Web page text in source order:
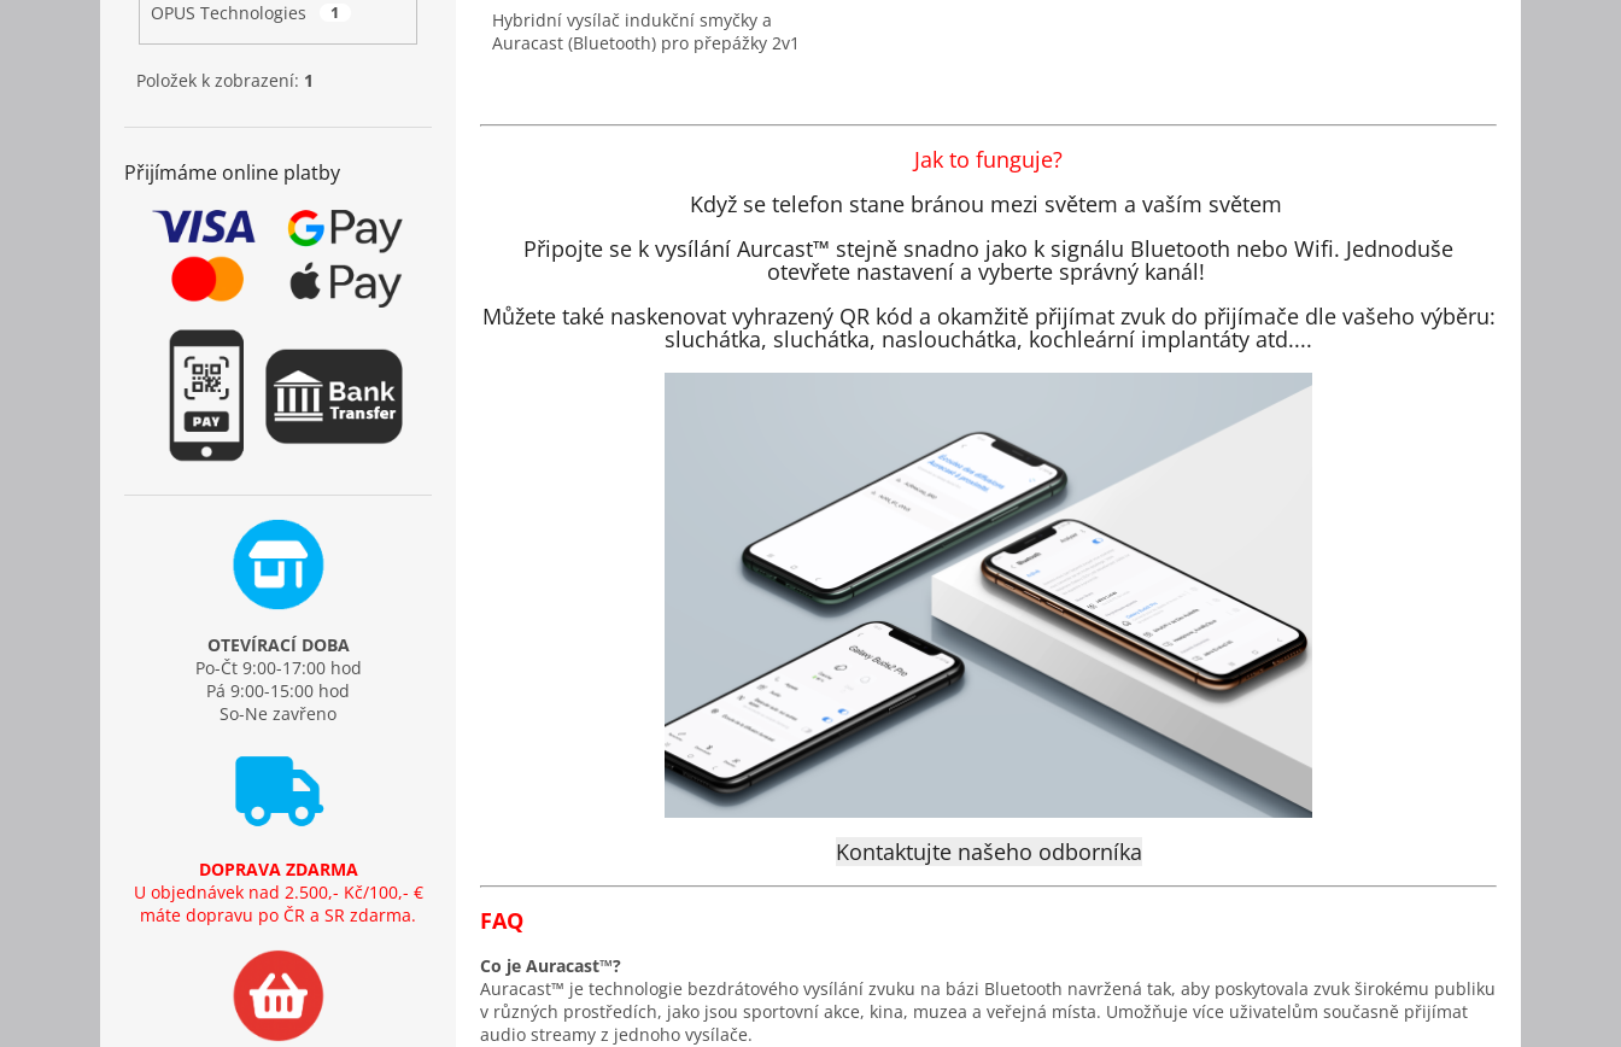
OPUS Technologies 1
Položek k zobrazení: 1
Přijímáme online platby
OTEVÍRACÍ DOBA
Po-Čt 9:00-17:00 hod
Pá 9:00-15:00 hod
So-Ne zavřeno
DOPRAVA ZDARMA
U objednávek nad 2.500,- Kč/100,- €
máte dopravu po ČR a SR zdarma.
Hybridní vysílač indukční smyčky a
Auracast (Bluetooth) pro přepážky 2v1
v
á
a
c
í
p
v
k
y
p
s
u
Jak to funguje?
Když se telefon stane bránou mezi světem a vaším světem
Připojte se k vysílání Aurcast™ stejně snadno jako k signálu Bluetooth nebo Wifi. Jednoduše
otevřete nastavení a vyberte správný kanál!
Můžete také naskenovat vyhrazený QR kód a okamžitě přijímat zvuk do přijímače dle vašeho výběru:
sluchátka, sluchátka, naslouchátka, kochleární implantáty atd....
Kontaktujte našeho odborníka
FAQ
Co je Auracast™?
Auracast™ je technologie bezdrátového vysílání zvuku na bázi Bluetooth navržená tak, aby poskytovala zvuk širokému publiku
v různých prostředích, jako jsou sportovní akce, kina, muzea a veřejná místa. Umožňuje více uživatelům současně přijímat
audio streamy z jednoho vysílače.